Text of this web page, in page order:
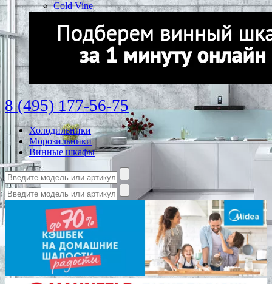
Cold Vine
8 (495) 177-56-75
Холодильники
Морозильники
Винные шкафы